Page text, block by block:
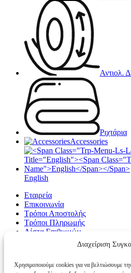
Διαχείριση
Χρησιμοποιούμε cookies για να βελτιώσουμε
Αντιολ.
Ριχτάρια
Accessories
English
Εταιρεία
Επικοινωνία
Τρόποι Αποστολής
Τρόποι Πληρωμής
Λίστα Επιθυμιών
Σύνδεση / Εγγραφή
Κλείσιμο